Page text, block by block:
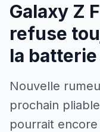
Galaxy Z
refuse
la batterie
Nouvelle
prochain
pourrait